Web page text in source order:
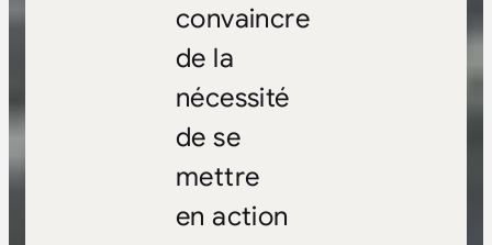
convaincre
de la
nécessité
de se
mettre
en action